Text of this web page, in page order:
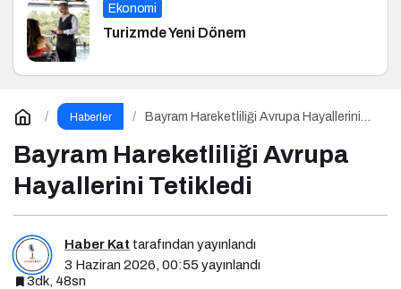
Ekonomi
Turizmde Yeni Dönem
Haberler
Bayram Hareketliliği Avrupa Hayallerini
Bayram Hareketliliği Avrupa
Hayallerini Tetikledi
Haber Kat tarafından yayınlandı
3 Haziran 2026, 00:55 yayınlandı
3dk, 48sn